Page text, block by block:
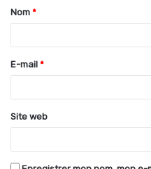
a
e
*
Nom *
E-mail *
Site web